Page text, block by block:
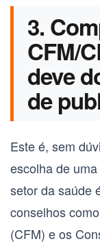
3.
CFM/
deve
de
Este é, sem
escolha de uma
setor da saúde
conselhos
(CFM) e os